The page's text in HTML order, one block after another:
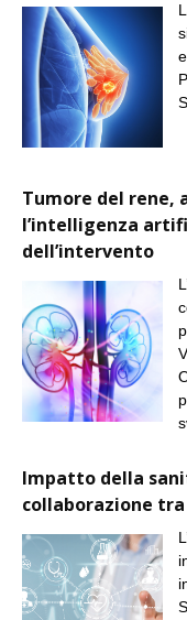
Tumore del rene,
l’intelligenza
dell’intervento
Impatto della
collaborazione tra